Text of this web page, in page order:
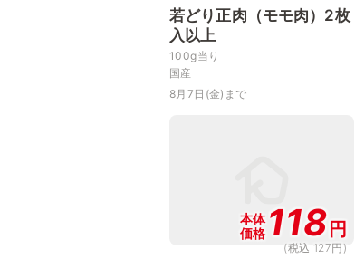
若どり正肉（モモ肉）2枚
入以上
100g当り
国産
8月7日(金)まで
本体
価格 118 円
(税込 127円)